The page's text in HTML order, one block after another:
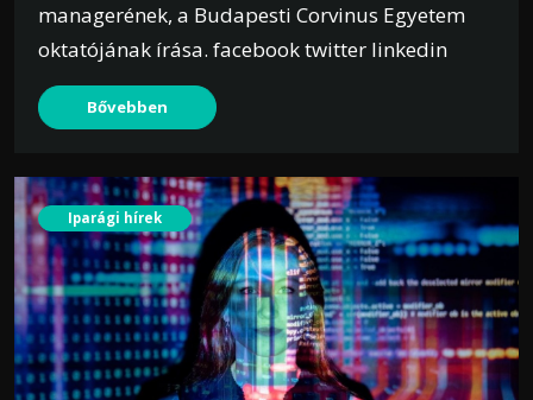
managerének, a Budapesti Corvinus Egyetem
oktatójának írása. facebook twitter linkedin
Bővebben
Iparági hírek